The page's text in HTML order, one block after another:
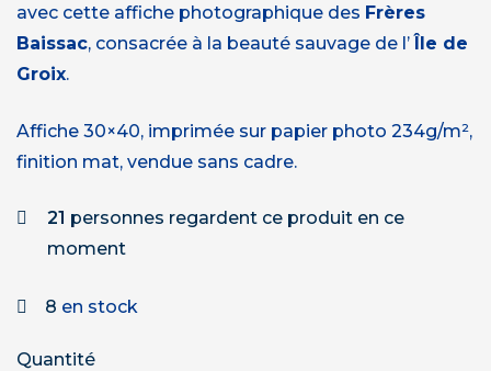
avec cette affiche photographique des Frères
Baissac, consacrée à la beauté sauvage de l’Île de
Groix.
Affiche 30×40, imprimée sur papier photo 234g/m²,
finition mat, vendue sans cadre.
21 personnes regardent ce produit en ce
moment
8 en stock
Quantité